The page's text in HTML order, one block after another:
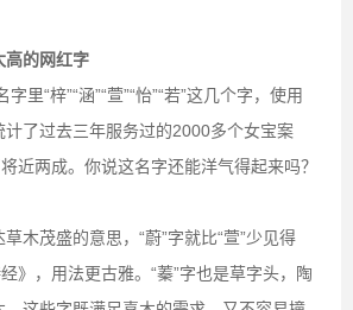
高的网红字
里“梓”“涵”“萱”“怡”“若”这几个字，使用
了过去三年服务过的2000多个女宝案
近两成。你说这名字还能洋气得起来吗？
木茂盛的意思，“蔚”字就比“萱”少见得
》，用法更古雅。“蓁”字也是草字头，陶